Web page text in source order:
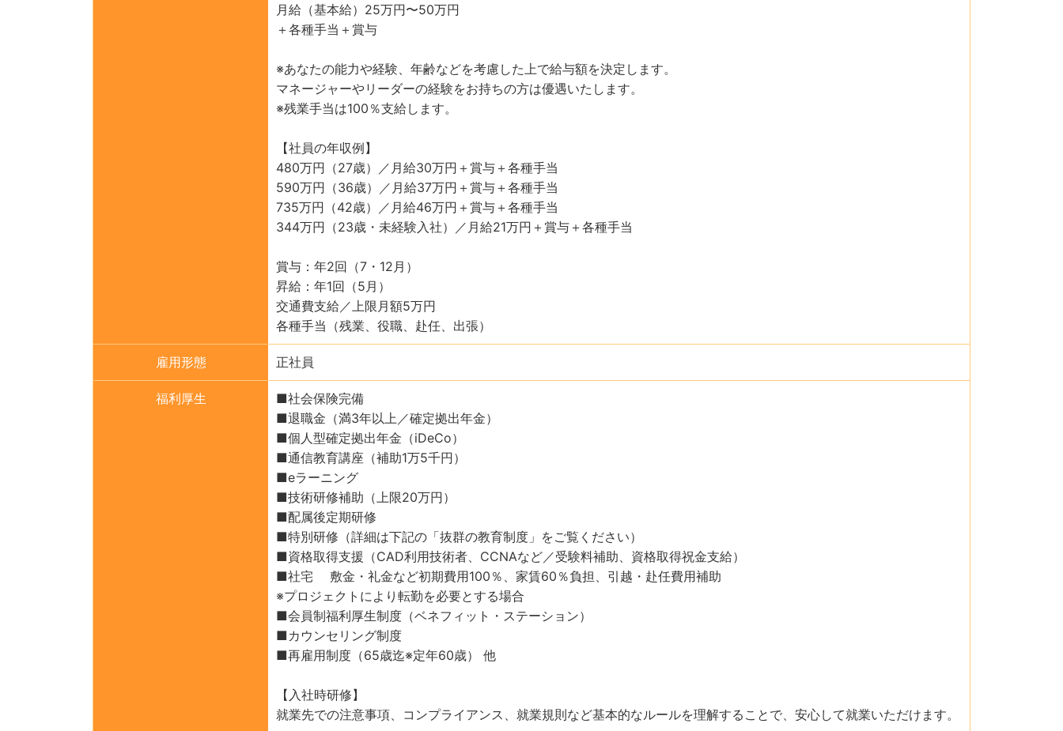
月給（基本給）25万円〜50万円
＋各種手当＋賞与
※あなたの能力や経験、年齢などを考慮した上で給与額を決定します。
マネージャーやリーダーの経験をお持ちの方は優遇いたします。
※残業手当は100％支給します。
【社員の年収例】
480万円（27歳）／月給30万円＋賞与＋各種手当
590万円（36歳）／月給37万円＋賞与＋各種手当
735万円（42歳）／月給46万円＋賞与＋各種手当
344万円（23歳・未経験入社）／月給21万円＋賞与＋各種手当
賞与：年2回（7・12月）
昇給：年1回（5月）
交通費支給／上限月額5万円
各種手当（残業、役職、赴任、出張）
雇用形態 正社員
福利厚生
■社会保険完備
■退職金（満3年以上／確定拠出年金）
■個人型確定拠出年金（iDeCo）
■通信教育講座（補助1万5千円）
■eラーニング
■技術研修補助（上限20万円）
■配属後定期研修
■特別研修（詳細は下記の「抜群の教育制度」をご覧ください）
■資格取得支援（CAD利用技術者、CCNAなど／受験料補助、資格取得祝金支給）
■社宅 敷金・礼金など初期費用100％、家賃60％負担、引越・赴任費用補助
※プロジェクトにより転勤を必要とする場合
■会員制福利厚生制度（ベネフィット・ステーション）
■カウンセリング制度
■再雇用制度（65歳迄※定年60歳） 他
【入社時研修】
就業先での注意事項、コンプライアンス、就業規則など基本的なルールを理解することで、安心して就業いただけます。